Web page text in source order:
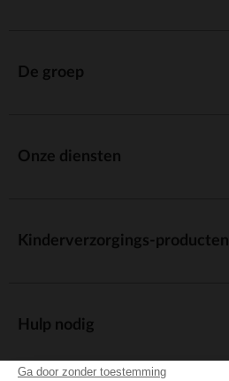
Ga door zonder toestemming
De groep
Onze diensten
Kinderverzorgings-producten
Hulp nodig